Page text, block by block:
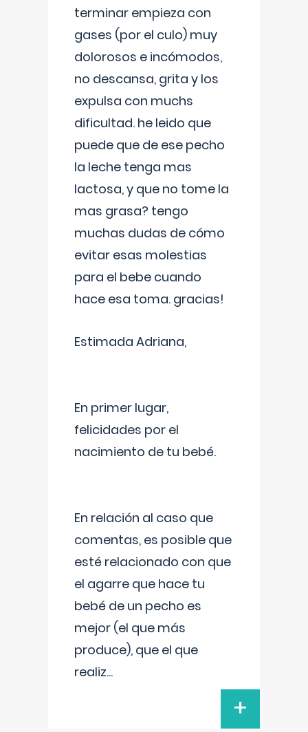
terminar empieza con
gases (por el culo) muy
dolorosos e incómodos,
no descansa, grita y los
expulsa con muchs
dificultad. he leido que
puede que de ese pecho
la leche tenga mas
lactosa, y que no tome la
mas grasa? tengo
muchas dudas de cómo
evitar esas molestias
para el bebe cuando
hace esa toma. gracias!
Estimada Adriana,
En primer lugar,
felicidades por el
nacimiento de tu bebé.
En relación al caso que
comentas, es posible que
esté relacionado con que
el agarre que hace tu
bebé de un pecho es
mejor (el que más
produce), que el que
realiz...
+